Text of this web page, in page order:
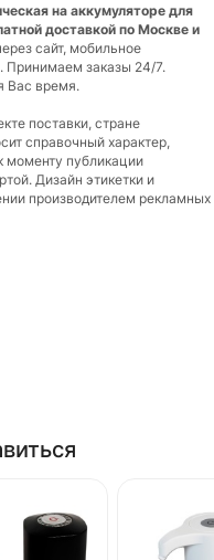
на аккумуляторе для
доставкой по Москве и
сайт, мобильное
Принимаем заказы 24/7.
Вас время.
поставки, стране
справочный характер,
моменту публикации
Дизайн этикетки и
производителем рекламных